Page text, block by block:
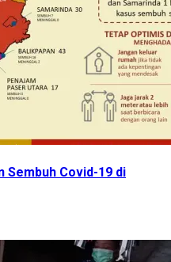
Sembuh Covid-19 di